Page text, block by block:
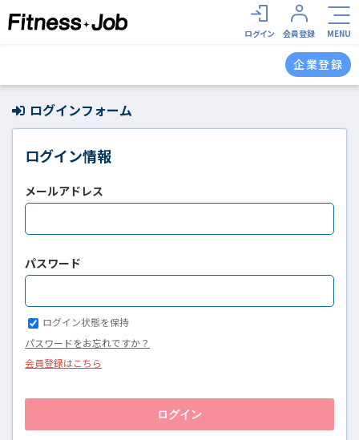
ログイン 会員登録 MENU
企業登録
ログインフォーム
ログイン情報
メールアドレス
パスワード
ログイン状態を保持
パスワードをお忘れですか？
会員登録はこちら